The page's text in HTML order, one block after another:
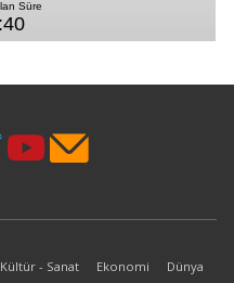
Kültür - Sanat Ekonomi Dünya